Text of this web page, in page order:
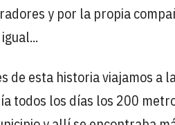
y por la propia
de esta historia viajamos a
todos los días los 200